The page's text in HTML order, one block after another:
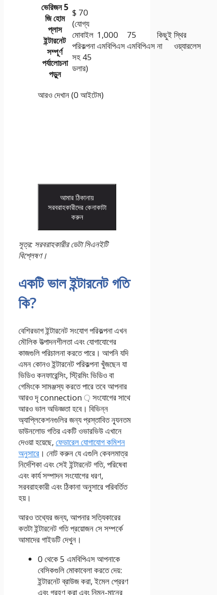
ভেরিজন 5
জি হোম
প্লাস
ইন্টারনেট
সম্পূর্ণ
পর্যালোচনা
পড়ুন
$ 70
(যোগ্য
মোবাইল
পরিকল্পনা
সহ 45
ডলার)
1,000
এমবিপিএস
75
এমবিপিএস
কিছুই
না
স্থির
ওয়্যারলেস
আরও দেখান (0 আইটেম)
আমার ঠিকানায়
সরবরাহকারীদের কেনাকাটা
করুন
সূত্র: সরবরাহকারীর ডেটা সিএনইটি
বিশ্লেষণ।
একটি ভাল ইন্টারনেট গতি
কি?
বেশিরভাগ ইন্টারনেট সংযোগ পরিকল্পনা এখন
মৌলিক উত্পাদনশীলতা এবং যোগাযোগের
কাজগুলি পরিচালনা করতে পারে। আপনি যদি
এমন কোনও ইন্টারনেট পরিকল্পনা খুঁজছেন যা
ভিডিও কনফারেন্সিং, স্ট্রিমিং ভিডিও বা
গেমিংকে সামঞ্জস্য করতে পারে তবে আপনার
আরও দৃ connection ় সংযোগের সাথে
আরও ভাল অভিজ্ঞতা হবে। বিভিন্ন
অ্যাপ্লিকেশনগুলির জন্য প্রস্তাবিত ন্যূনতম
ডাউনলোড গতির একটি ওভারভিউ এখানে
দেওয়া হয়েছে, ফেডারেল যোগাযোগ কমিশন
অনুসারে । নোট করুন যে এগুলি কেবলমাত্র
নির্দেশিকা এবং সেই ইন্টারনেট গতি, পরিষেবা
এবং কার্য সম্পাদন সংযোগের ধরণ,
সরবরাহকারী এবং ঠিকানা অনুসারে পরিবর্তিত
হয়।
আরও তথ্যের জন্য, আপনার সত্যিকারের
কতটা ইন্টারনেট গতি প্রয়োজন সে সম্পর্কে
আমাদের গাইডটি দেখুন।
0 থেকে 5 এমবিপিএস আপনাকে
বেসিকগুলি মোকাবেলা করতে দেয়:
ইন্টারনেট ব্রাউজ করা, ইমেল প্রেরণ
এবং গ্রহণ করা এবং নিম্ন-মানের